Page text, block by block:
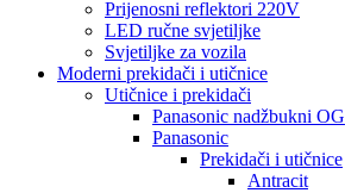
Prijenosni reflektori 220V
LED ručne svjetiljke
Svjetiljke za vozila
Moderni prekidači i utičnice
Utičnice i prekidači
Panasonic nadžbukni OG
Panasonic
Prekidači i utičnice
Antracit